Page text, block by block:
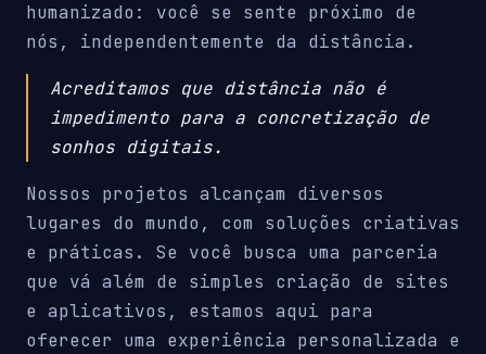
humanizado: você se sente próximo de
nós, independentemente da distância.
Acreditamos que distância não é
impedimento para a concretização de
sonhos digitais.
Nossos projetos alcançam diversos
lugares do mundo, com soluções criativas
e práticas. Se você busca uma parceria
que vá além de simples criação de sites
e aplicativos, estamos aqui para
oferecer uma experiência personalizada e